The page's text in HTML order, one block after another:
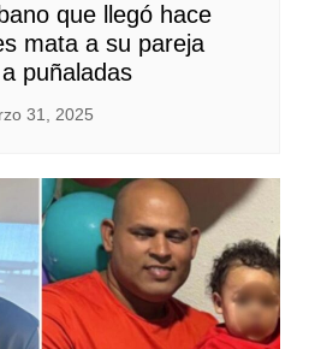
que llegó hace
mata a su pareja
puñaladas
31, 2025